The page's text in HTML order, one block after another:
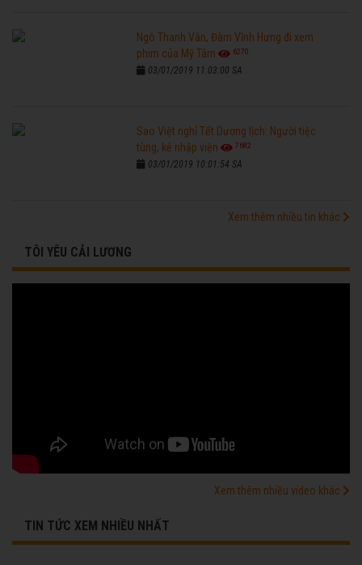
Ngô Thanh Vân, Đàm Vĩnh Hưng đi xem
phim của Mỹ Tâm
6270
03/01/2019 11:03:00 SA
Sao Việt nghỉ Tết Dương lịch: Người tiệc
tùng, kẻ nhập viện
7682
03/01/2019 10:01:54 SA
Xem thêm nhiều tin khác
TÔI YÊU CẢI LƯƠNG
Xem thêm nhiều video khác
TIN TỨC XEM NHIỀU NHẤT